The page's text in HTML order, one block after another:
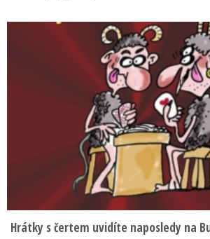
Hrátky s čertem uvidíte naposledy na